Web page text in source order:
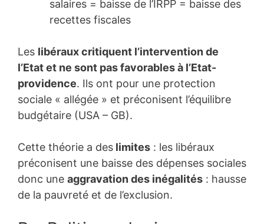
salaires = baisse de l’IRPP = baisse des
recettes fiscales
Les libéraux critiquent l’intervention de
l’Etat et ne sont pas favorables à l’Etat-
providence. Ils ont pour une protection
sociale « allégée » et préconisent l’équilibre
budgétaire (USA – GB).
Cette théorie a des limites : les libéraux
préconisent une baisse des dépenses sociales
donc une aggravation des inégalités : hausse
de la pauvreté et de l’exclusion.